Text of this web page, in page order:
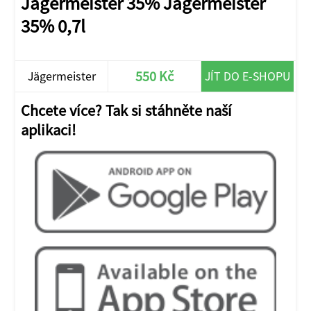
35% 0,7l
Jägermeister
35%
550 Kč JÍT DO E-SHOPU
Chcete více? Tak si stáhněte naší
aplikaci!